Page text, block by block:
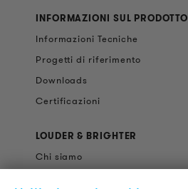
INFORMAZIONI SUL PRODOTTO
Informazioni Tecniche
Progetti di riferimento
Downloads
Certificazioni
LOUDER & BRIGHTER
Chi siamo